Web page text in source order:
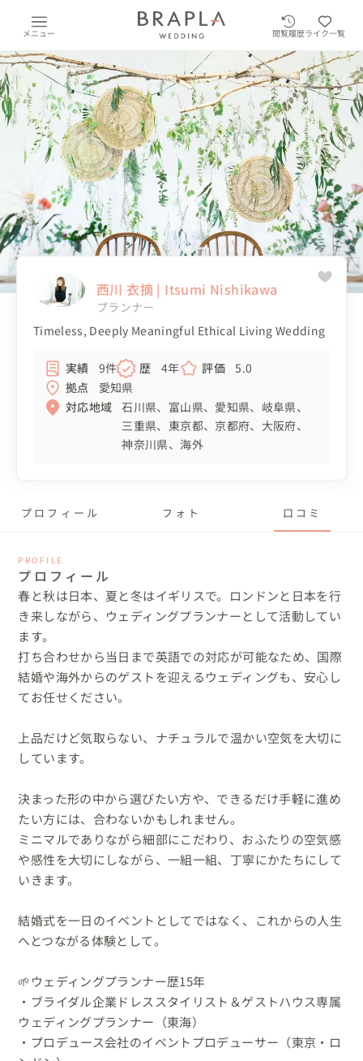
メニュー 閲覧履歴ライク一覧
西川 衣摘 | Itsumi Nishikawa
プランナー
Timeless, Deeply Meaningful Ethical Living Wedding
実績 9件 歴 4年 評価
5.0
拠点
愛知県
対応地域
石川県 富山県 愛知県
岐阜県
三重県
東京都 京都府
大阪府
神奈川県
海外
プロフィール フォト 口コミ
PROFILE
プロフィール
春と秋は日本、夏と冬はイギリスで。ロンドンと日本を行
き来しながら、ウェディングプランナーとして活動してい
ます。
打ち合わせから当日まで英語での対応が可能なため、国際
結婚や海外からのゲストを迎えるウェディングも、安心し
てお任せください。
上品だけど気取らない、ナチュラルで温かい空気を大切に
しています。
決まった形の中から選びたい方や、できるだけ手軽に進め
たい方には、合わないかもしれません。
ミニマルでありながら細部にこだわり、おふたりの空気感
や感性を大切にしながら、一組一組、丁寧にかたちにして
いきます。
結婚式を一日のイベントとしてではなく、これからの人生
へとつながる体験として。
🌱ウェディングプランナー歴15年
・ブライダル企業ドレススタイリスト＆ゲストハウス専属
ウェディングプランナー（東海）
・プロデュース会社のイベントプロデューサー（東京・ロ